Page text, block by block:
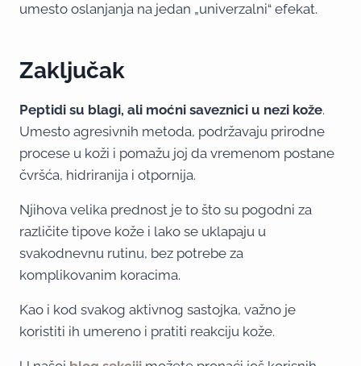
umesto oslanjanja na jedan „univerzalni“ efekat.
Zaključak
Peptidi su blagi, ali moćni saveznici u nezi kože.
Umesto agresivnih metoda, podržavaju prirodne
procese u koži i pomažu joj da vremenom postane
čvršća, hidriranija i otpornija.
Njihova velika prednost je to što su pogodni za
različite tipove kože i lako se uklapaju u
svakodnevnu rutinu, bez potrebe za
komplikovanim koracima.
Kao i kod svakog aktivnog sastojka, važno je
koristiti ih umereno i pratiti reakciju kože.